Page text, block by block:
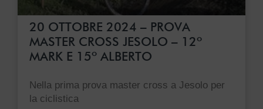
20 OTTOBRE 2024 – PROVA
MASTER CROSS JESOLO – 12º
MARK E 15º ALBERTO
Nella prima prova master cross a Jesolo per
la ciclistica